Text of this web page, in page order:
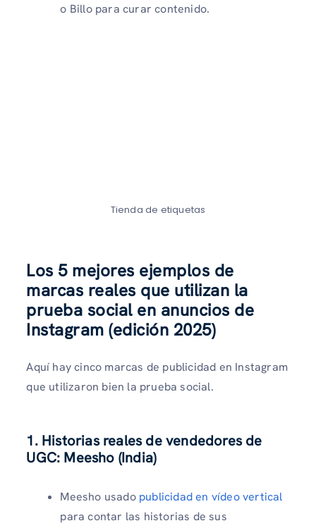
o Billo para curar contenido.
Tienda de etiquetas
Los 5 mejores ejemplos de
marcas reales que utilizan la
prueba social en anuncios de
Instagram (edición 2025)
Aquí hay cinco marcas de publicidad en Instagram
que utilizaron bien la prueba social.
1. Historias reales de vendedores de
UGC: Meesho (India)
Meesho usadopublicidad en vídeo vertical
para contar las historias de sus